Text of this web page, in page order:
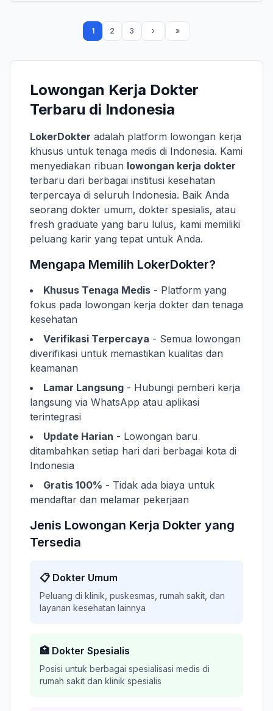
1 2 3
Lowongan Kerja Dokter
Terbaru di Indonesia
LokerDokter adalah platform lowongan kerja
khusus untuk tenaga medis di Indonesia. Kami
menyediakan ribuan lowongan kerja dokter
terbaru dari berbagai institusi kesehatan
terpercaya di seluruh Indonesia. Baik Anda
seorang dokter umum, dokter spesialis, atau
fresh graduate yang baru lulus, kami memiliki
peluang karir yang tepat untuk Anda.
Mengapa Memilih LokerDokter?
Khusus Tenaga Medis - Platform yang
fokus pada lowongan kerja dokter dan tenaga
kesehatan
Verifikasi Terpercaya - Semua lowongan
diverifikasi untuk memastikan kualitas dan
keamanan
Lamar Langsung - Hubungi pemberi kerja
langsung via WhatsApp atau aplikasi
terintegrasi
Update Harian - Lowongan baru
ditambahkan setiap hari dari berbagai kota di
Indonesia
Gratis 100% - Tidak ada biaya untuk
mendaftar dan melamar pekerjaan
Jenis Lowongan Kerja Dokter yang
Tersedia
📋 Dokter Umum
Peluang di klinik, puskesmas, rumah sakit, dan
layanan kesehatan lainnya
🏥 Dokter Spesialis
Posisi untuk berbagai spesialisasi medis di
rumah sakit dan klinik spesialis